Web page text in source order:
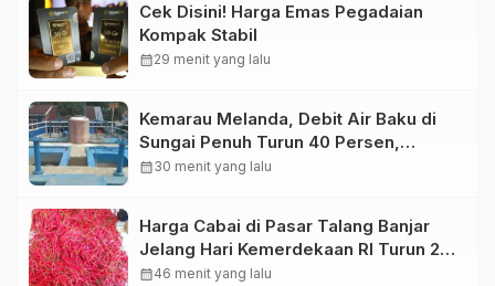
Cek Disini! Harga Emas Pegadaian
Kompak Stabil
calendar_month29 menit yang lalu
Kemarau Melanda, Debit Air Baku di
Sungai Penuh Turun 40 Persen,
Distribusi Pelanggan Dibatasi
calendar_month30 menit yang lalu
Harga Cabai di Pasar Talang Banjar
Jelang Hari Kemerdekaan RI Turun 20
Persen
calendar_month46 menit yang lalu